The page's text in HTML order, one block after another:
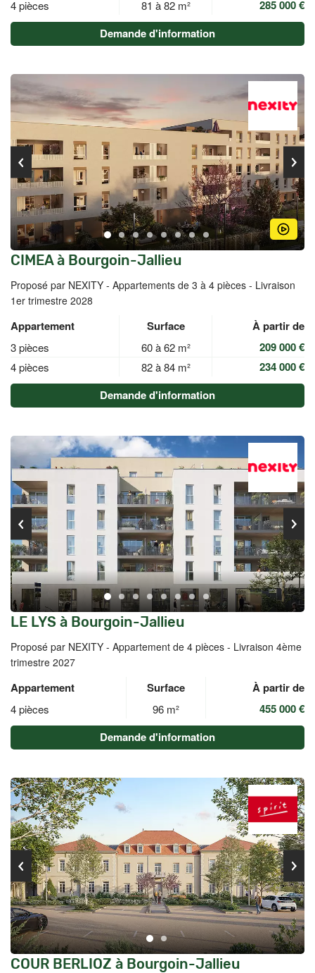
4 pièces 81 à 82 m²
285 000 €
Demande d'information
CIMEA à Bourgoin-Jallieu
Proposé par NEXITY - Appartements de 3 à 4 pièces - Livraison
1er trimestre 2028
Appartement Surface À partir de
3 pièces 60 à 62 m² 209 000 €
4 pièces 82 à 84 m²
234 000 €
Demande d'information
LE LYS à Bourgoin-Jallieu
Proposé par NEXITY - Appartement de 4 pièces - Livraison 4ème
trimestre 2027
Appartement Surface À partir de
4 pièces 96 m²
455 000 €
Demande d'information
COUR BERLIOZ à Bourgoin-Jallieu